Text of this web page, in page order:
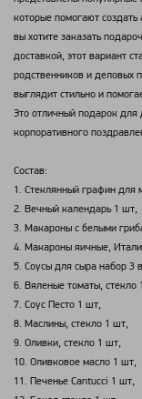
которые помогают создать
вы хотите заказать
доставкой, этот вариант
родственников и деловых
выглядит стильно и
Это отличный подарок
корпоративного
Состав:
1. Стеклянный графин для
2. Вечный календарь 1 шт,
3. Макароны с белыми
4. Макароны яичные,
5. Соусы для сыра набор 3
6. Вяленые томаты, стекло
7. Соус Песто 1 шт,
8. Маслины, стекло 1 шт,
9. Оливки, стекло 1 шт,
10. Оливковое масло 1 шт,
11. Печенье Cantucci 1 шт,